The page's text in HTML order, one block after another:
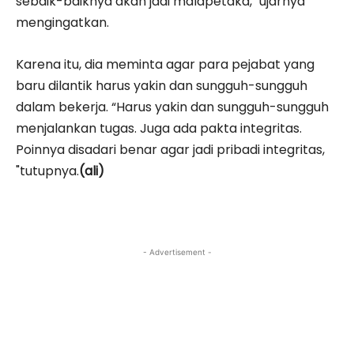
mengingatkan.
Karena itu, dia meminta agar para pejabat yang
baru dilantik harus yakin dan sungguh-sungguh
dalam bekerja. “Harus yakin dan sungguh-sungguh
menjalankan tugas. Juga ada pakta integritas.
Poinnya disadari benar agar jadi pribadi integritas,
"tutupnya.(ali)
- Advertisement -